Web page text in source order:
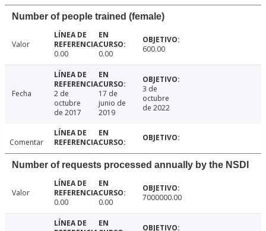
Number of people trained (female)
Valor
0.00
0.00 600.00
Fecha
2 de
octubre
de 2017
17 de
junio de
2019
3 de
octubre
de 2022
Comentar
Number of requests processed annually by the NSDI
Valor
0.00
0.00 7000000.00